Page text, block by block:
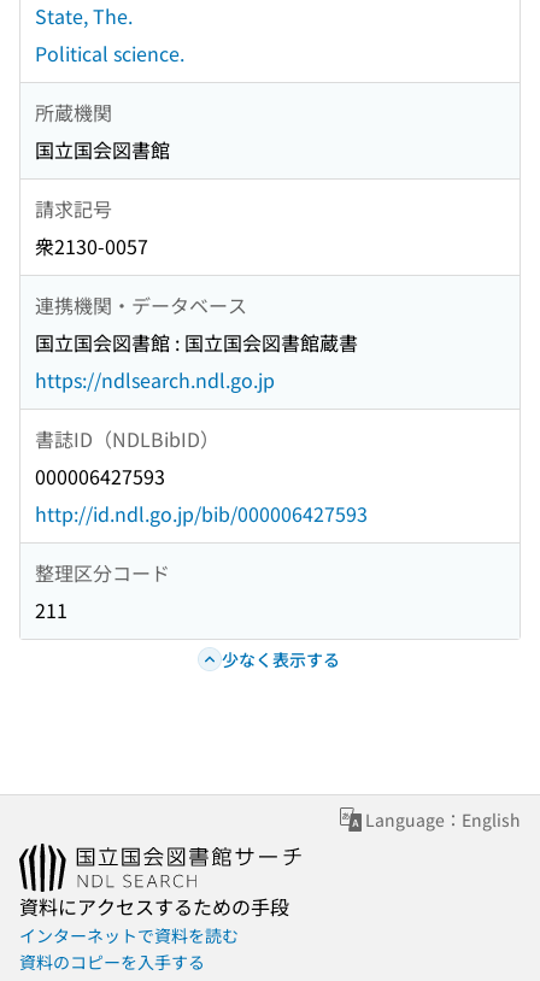
State, The.
Political science.
所蔵機関
国立国会図書館
請求記号
衆2130-0057
連携機関・データベース
国立国会図書館 : 国立国会図書館蔵書
https://ndlsearch.ndl.go.jp
書誌ID（NDLBibID）
000006427593
http://id.ndl.go.jp/bib/000006427593
整理区分コード
211
少なく表示する
Language：English
資料にアクセスするための手段
インターネットで資料を読む
資料のコピーを入手する